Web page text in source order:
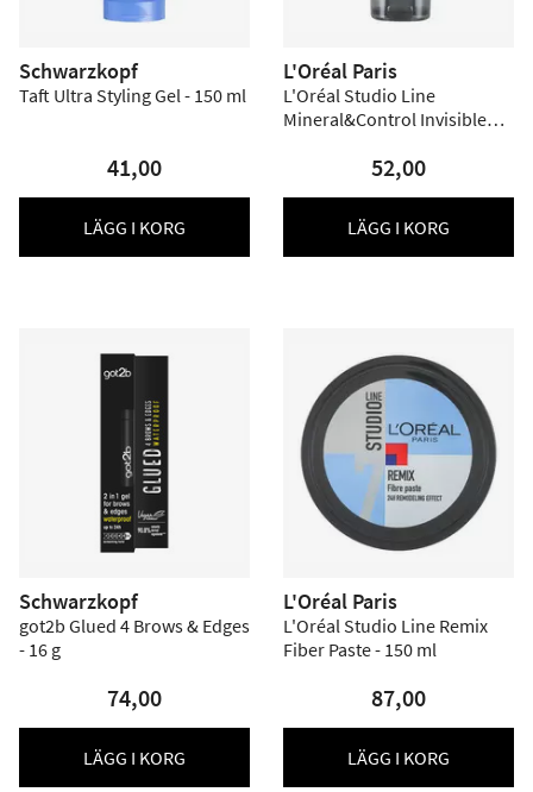
Schwarzkopf
Taft Ultra Styling Gel - 150 ml
41,00
LÄGG I KORG
L'Oréal Paris
L'Oréal Studio Line
Mineral&Control Invisible
52,00
LÄGG I KORG
Schwarzkopf
got2b Glued 4 Brows & Edges
- 16 g
74,00
LÄGG I KORG
L'Oréal Paris
L'Oréal Studio Line Remix
Fiber Paste - 150 ml
87,00
LÄGG I KORG